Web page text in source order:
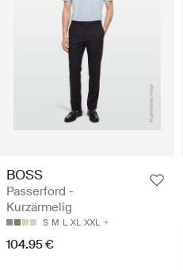
BOSS
Passerford -
Kurzärmelig
S M L XL XXL
104.95 €